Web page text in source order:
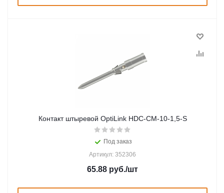
Контакт штыревой OptiLink HDC-CM-10-1,5-S
Под заказ
Артикул: 352306
65.88 руб./шт